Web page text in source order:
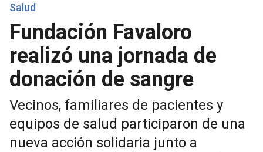
Salud
Fundación Favaloro
realizó una jornada de
donación de sangre
Vecinos, familiares de pacientes y
equipos de salud participaron de una
nueva acción solidaria junto a